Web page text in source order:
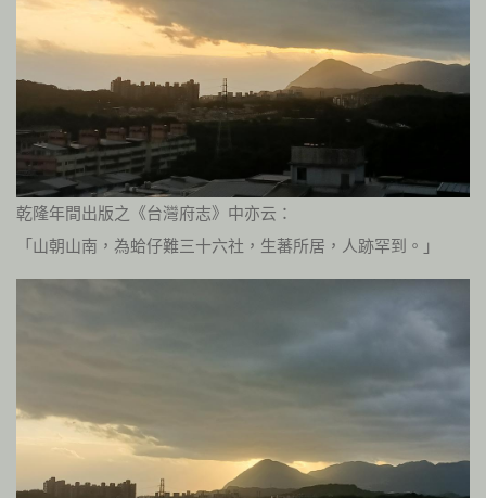
乾隆年間出版之《台灣府志》中亦云：
「山朝山南，為蛤仔難三十六社，生蕃所居，人跡罕到。」